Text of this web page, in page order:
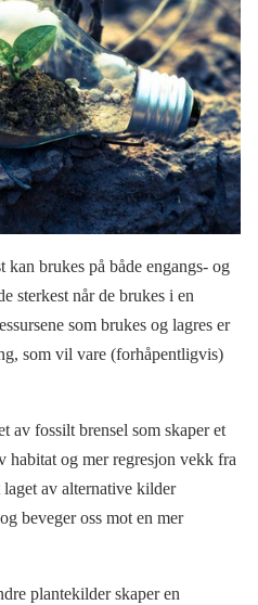
brukes på både engangs- og
sterkest når de brukes i en
som brukes og lagres er
som vil vare (forhåpentligvis)
av fossilt brensel som skaper et
habitat og mer regresjon vekk fra
av alternative kilder
beveger oss mot en mer
plantekilder skaper en